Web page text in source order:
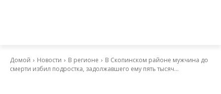
Домой Новости В регионе
В Скопинском районе мужчина до
смерти избил подростка, задолжавшего ему пять тысяч...